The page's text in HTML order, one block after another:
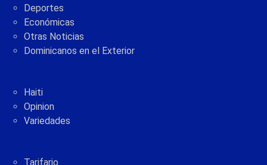
Deportes
Económicas
Otras Noticias
Dominicanos en el Exterior
Haiti
Opinion
Variedades
Tarifario